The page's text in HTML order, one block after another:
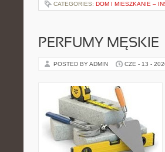
CATEGORIES: DOM I MIESZKANIE –
PERFUMY MĘSKIE
POSTED BY ADMIN CZE - 13 -